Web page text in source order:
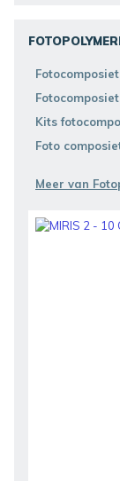
Kits
Foto
Meer van